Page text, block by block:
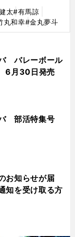
太#有馬諒
丸和幸#金丸夢斗
バレーボール
月30日発売
バ 部活特集号
お知らせが届
知を受け取る方